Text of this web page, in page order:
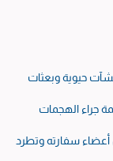
حيوية وبعثات
جسيمة جراء الهجمات
أعضاء سفارته وتطرد